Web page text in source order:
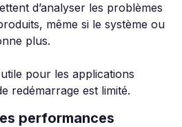
d’analyser les problèmes
même si le système ou
plus.
pour les applications
redémarrage est limité.
performances